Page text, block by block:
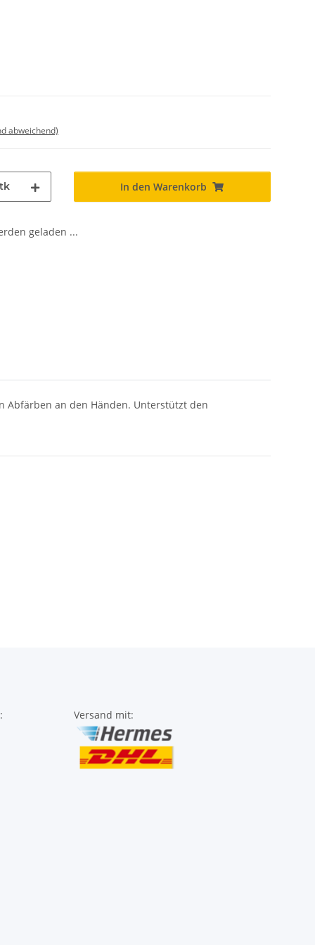
abweichend)
In den Warenkorb
geladen ...
Abfärben an den Händen. Unterstützt den
Versand mit: